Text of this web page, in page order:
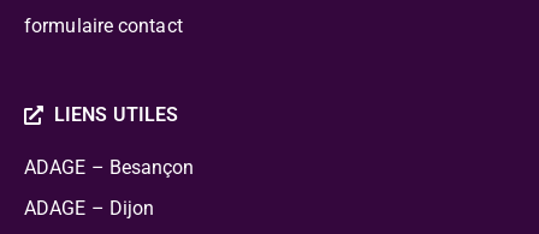
formulaire contact
LIENS UTILES
ADAGE – Besançon
ADAGE – Dijon